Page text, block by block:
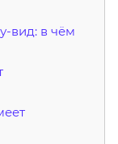
вид: в чём